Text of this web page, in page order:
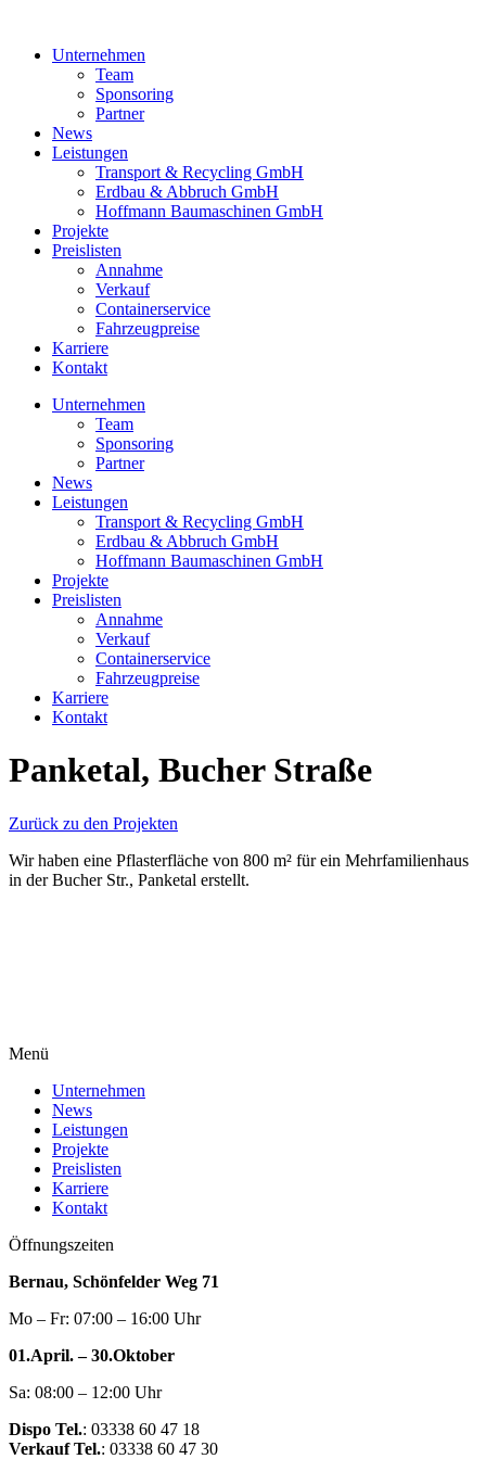
Unternehmen
Team
Sponsoring
Partner
News
Leistungen
Transport & Recycling GmbH
Erdbau & Abbruch GmbH
Hoffmann Baumaschinen GmbH
Projekte
Preislisten
Annahme
Verkauf
Containerservice
Fahrzeugpreise
Karriere
Kontakt
Unternehmen
Team
Sponsoring
Partner
News
Leistungen
Transport & Recycling GmbH
Erdbau & Abbruch GmbH
Hoffmann Baumaschinen GmbH
Projekte
Preislisten
Annahme
Verkauf
Containerservice
Fahrzeugpreise
Karriere
Kontakt
Panketal, Bucher Straße
Zurück zu den Projekten
Wir haben eine Pflasterfläche von 800 m² für ein Mehrfamilienhaus
in der Bucher Str., Panketal erstellt.
Menü
Unternehmen
News
Leistungen
Projekte
Preislisten
Karriere
Kontakt
Öffnungszeiten
Bernau, Schönfelder Weg 71
Mo – Fr: 07:00 – 16:00 Uhr
01.April. – 30.Oktober
Sa: 08:00 – 12:00 Uhr
Dispo Tel.: 03338 60 47 18
Verkauf Tel.: 03338 60 47 30